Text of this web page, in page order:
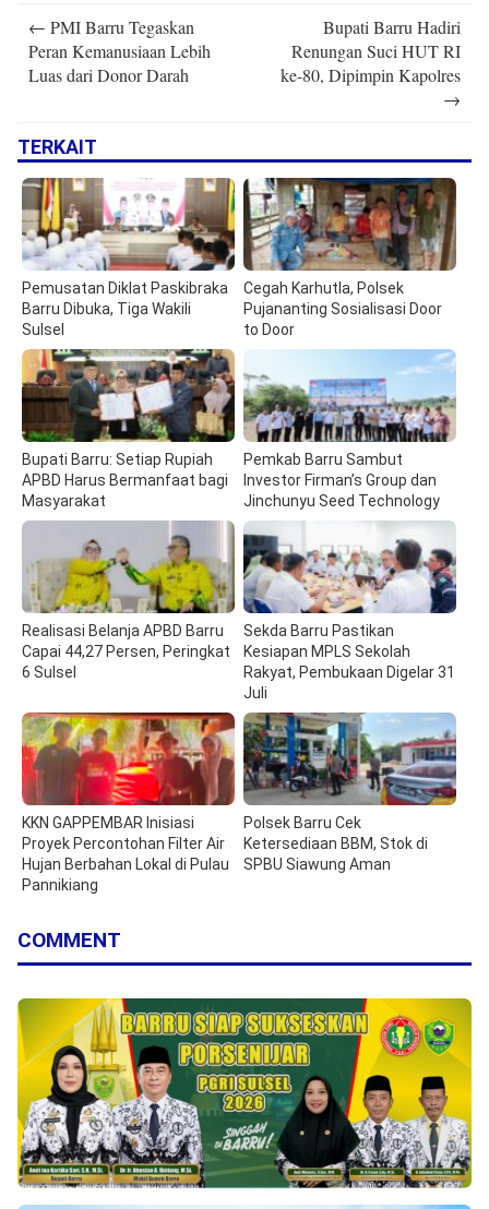
navigation
← PMI Barru Tegaskan
Peran Kemanusiaan Lebih
Luas dari Donor Darah
Bupati Barru Hadiri
Renungan Suci HUT RI
ke-80, Dipimpin Kapolres
→
TERKAIT
Pemusatan Diklat Paskibraka
Barru Dibuka, Tiga Wakili
Sulsel
Cegah Karhutla, Polsek
Pujananting Sosialisasi Door
to Door
Bupati Barru: Setiap Rupiah
APBD Harus Bermanfaat bagi
Masyarakat
Pemkab Barru Sambut
Investor Firman’s Group dan
Jinchunyu Seed Technology
Realisasi Belanja APBD Barru
Capai 44,27 Persen, Peringkat
6 Sulsel
Sekda Barru Pastikan
Kesiapan MPLS Sekolah
Rakyat, Pembukaan Digelar 31
Juli
KKN GAPPEMBAR Inisiasi
Proyek Percontohan Filter Air
Hujan Berbahan Lokal di Pulau
Pannikiang
Polsek Barru Cek
Ketersediaan BBM, Stok di
SPBU Siawung Aman
COMMENT